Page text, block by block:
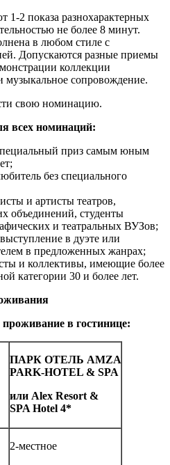
2 показа разнохарактерных
не более 8 минут.
в любом стиле с
Допускаются разные приемы
коллекции
музыкальное сопровождение.
свою номинацию.
всех номинаций:
приз самым юным
без специального
и артисты театров,
объединений, студенты
и театральных ВУЗов;
в дуэте или
в предложенных жанрах;
и коллективы, имеющие более
категории 30 и более лет.
в гостинице:
ПАРК ОТЕЛЬ AMZA
PARK-HOTEL & SPA
или Alex Resort &
SPA Hotel 4*
2-местное